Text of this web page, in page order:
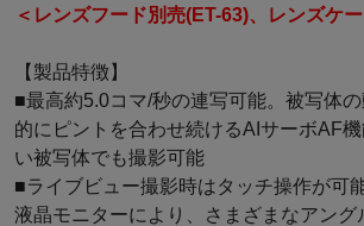
＜レンズフード別売(ET-63)、レンズケ
【製品特徴】
■最高約5.0コマ/秒の連写可能。被写体
的にピントを合わせ続けるAIサーボAF
い被写体でも撮影可能
■ライブビュー撮影時はタッチ操作が可
液晶モニターにより、さまざまなアング